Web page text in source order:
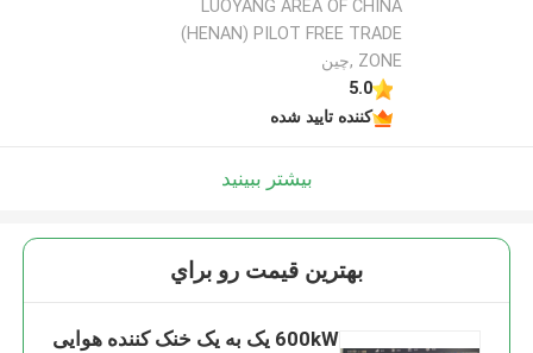
LUOYANG AREA OF CHINA
(HENAN) PILOT FREE TRADE
ZONE ,چین
5.0
کننده تایید شده
بیشتر ببینید
بهترين قيمت رو براي
600kW یک به یک خنک کننده هوایی